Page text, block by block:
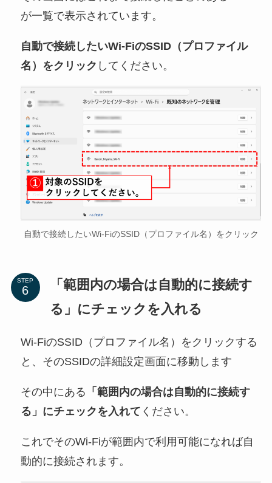
が一覧で表示されています。
自動で接続したいWi-FiのSSID（プロファイル
名）をクリック してください。
自動で接続したいWi-FiのSSID（プロファイル名）をクリック
STEP
「範囲内の場合は自動的に接続す
る」にチェックを入れる
Wi-FiのSSID（プロファイル名）をクリックする
と、そのSSIDの詳細設定画面に移動します
その中にある 「範囲内の場合は自動的に接続す
る」にチェックを入れて ください。
これでそのWi-Fiが範囲内で利用可能になれば自
動的に接続されます。